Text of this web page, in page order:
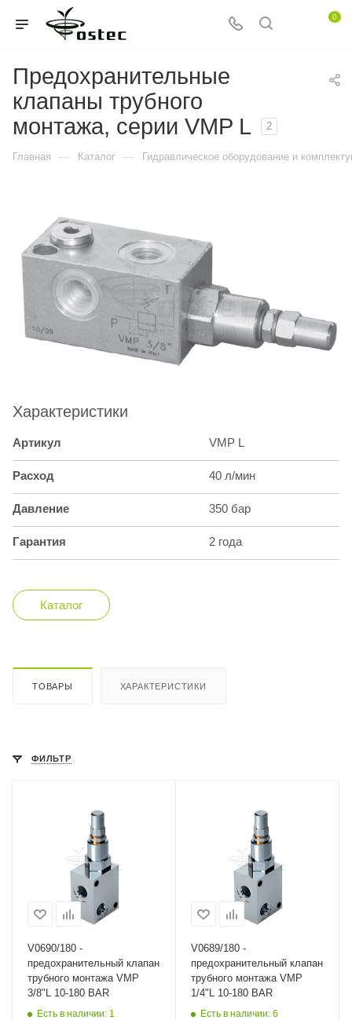
0
Предохранительные
клапаны трубного
монтажа, серии VMP L
2
Главная — Каталог — Гидравлическое оборудование и
Характеристики
Артикул VMP L
Расход 40 л/мин
Давление 350 бар
Гарантия 2 года
Каталог
ТОВАРЫ ХАРАКТЕРИСТИКИ
ФИЛЬТР
V0690/180 -
предохранительный клапан
трубного монтажа VMP
3/8"L 10-180 BAR
Есть в наличии: 1
V0689/180 -
предохранительный клапан
трубного монтажа VMP
1/4"L 10-180 BAR
Есть в наличии: 6